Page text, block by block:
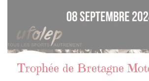
Trophée de Bretagne